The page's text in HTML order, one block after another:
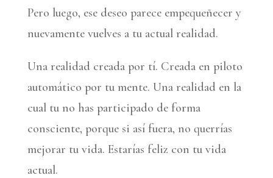
Pero luego, ese deseo parece empequeñecer y
nuevamente vuelves a tu actual realidad.
Una realidad creada por tí. Creada en piloto
automático por tu mente. Una realidad en la
cual tu no has participado de forma
consciente, porque si así fuera, no querrías
mejorar tu vida. Estarías feliz con tu vida
actual.